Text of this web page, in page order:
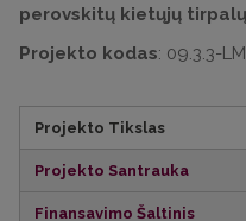
perovskitų kietųjų
Projekto kodas: 09.3.3-
Projekto Tikslas
Projekto Santrauka
Finansavimo Šaltinis